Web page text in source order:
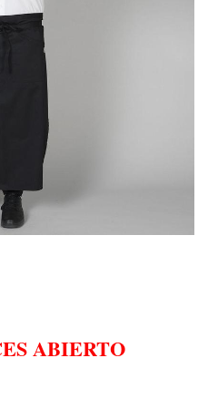
ABIERTO